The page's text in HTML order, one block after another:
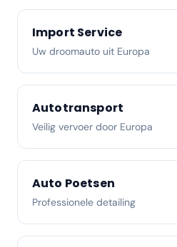
Import Service
Uw droomauto uit Europa
Autotransport
Veilig vervoer door Europa
Auto Poetsen
Professionele detailing